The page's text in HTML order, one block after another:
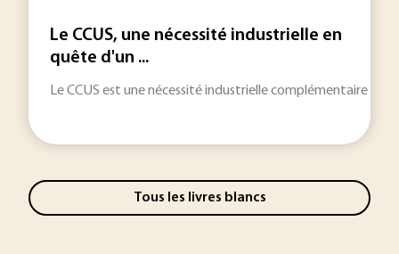
Le CCUS, une nécessité industrielle en
quête d'un ...
Le CCUS est une nécessité industrielle complémentaire
Tous les livres blancs